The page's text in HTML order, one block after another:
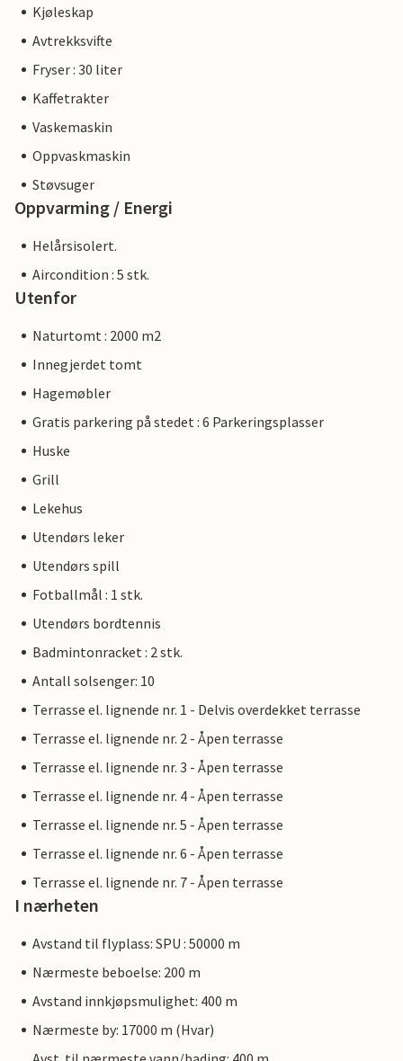
Kjøleskap
Avtrekksvifte
Fryser : 30 liter
Kaffetrakter
Vaskemaskin
Oppvaskmaskin
Støvsuger
Oppvarming / Energi
Helårsisolert.
Aircondition : 5 stk.
Utenfor
Naturtomt : 2000 m2
Innegjerdet tomt
Hagemøbler
Gratis parkering på stedet : 6 Parkeringsplasser
Huske
Grill
Lekehus
Utendørs leker
Utendørs spill
Fotballmål : 1 stk.
Utendørs bordtennis
Badmintonracket : 2 stk.
Antall solsenger: 10
Terrasse el. lignende nr. 1 - Delvis overdekket terrasse
Terrasse el. lignende nr. 2 - Åpen terrasse
Terrasse el. lignende nr. 3 - Åpen terrasse
Terrasse el. lignende nr. 4 - Åpen terrasse
Terrasse el. lignende nr. 5 - Åpen terrasse
Terrasse el. lignende nr. 6 - Åpen terrasse
Terrasse el. lignende nr. 7 - Åpen terrasse
I nærheten
Avstand til flyplass: SPU : 50000 m
Nærmeste beboelse: 200 m
Avstand innkjøpsmulighet: 400 m
Nærmeste by: 17000 m (Hvar)